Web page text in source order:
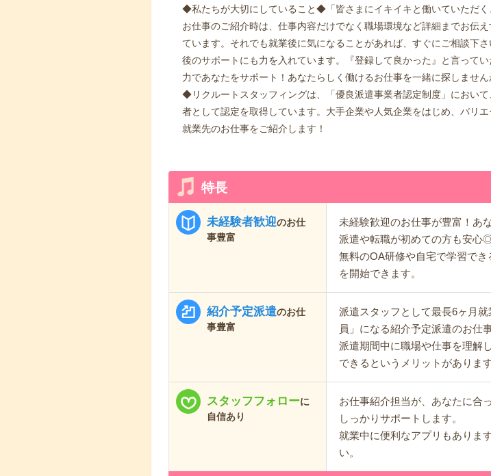
◆私たちが大切にしていること◆「皆さまにイキイキと働いていただく
お仕事のご紹介時は、仕事内容だけでなく職場環境など詳細までお伝
ています。それでも就業後に気になることがあれば、すぐにご相談下
後のサポートにも力を入れています。『登録して良かった』と言って
力であなたをサポート！あなたらしく働けるお仕事を一緒に探しません
◆リクルートスタッフィングは、「優良派遣事業者認定制度」におい
者として認定を取得しています。大手企業や人気企業をはじめ、バリ
就業先のお仕事をご紹介します！
特長
未経験者歓迎のお仕
事豊富
未経験歓迎のお仕事が豊富！あ
派遣や転職が初めての方も安心
無料のOA研修や自宅で学習で
を開始できます。
紹介予定派遣のお仕
事豊富
派遣スタッフとして最長6ヶ月
員」になる紹介予定派遣のお仕
派遣期間中に職場や仕事を理解
できるというメリットがあります
スタッフフォローに
自信あり
お仕事紹介担当が、あなたに合
しっかりサポートします。
就業中に便利なアプリもありま
い。